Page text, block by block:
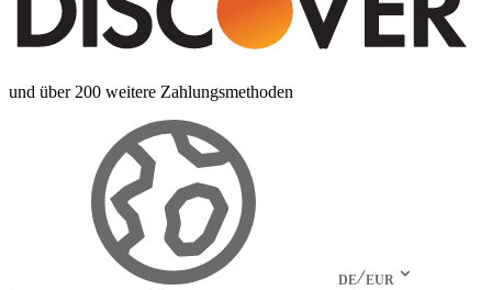
und über 200 weitere Zahlungsmethoden
DE EUR